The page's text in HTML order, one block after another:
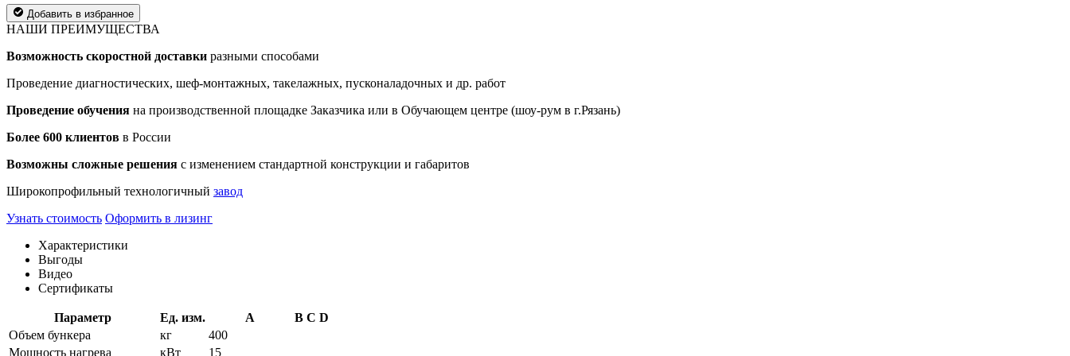
Добавить в избранное
НАШИ ПРЕИМУЩЕСТВА
Возможность скоростной доставки разными способами
Проведение диагностических, шеф-монтажных, такелажных, пусконаладочных и др. работ
Проведение обучения на производственной площадке Заказчика или в Обучающем центре (шоу-рум в г.Рязань)
Более 600 клиентов в России
Возможны сложные решения с изменением стандартной конструкции и габаритов
Широкопрофильный технологичный завод
Узнать стоимость Оформить в лизинг
Характеристики
Выгоды
Видео
Сертификаты
Параметр Ед. изм. A B C D
Объем бункера
кг
400
Мощность нагрева
кВт 15